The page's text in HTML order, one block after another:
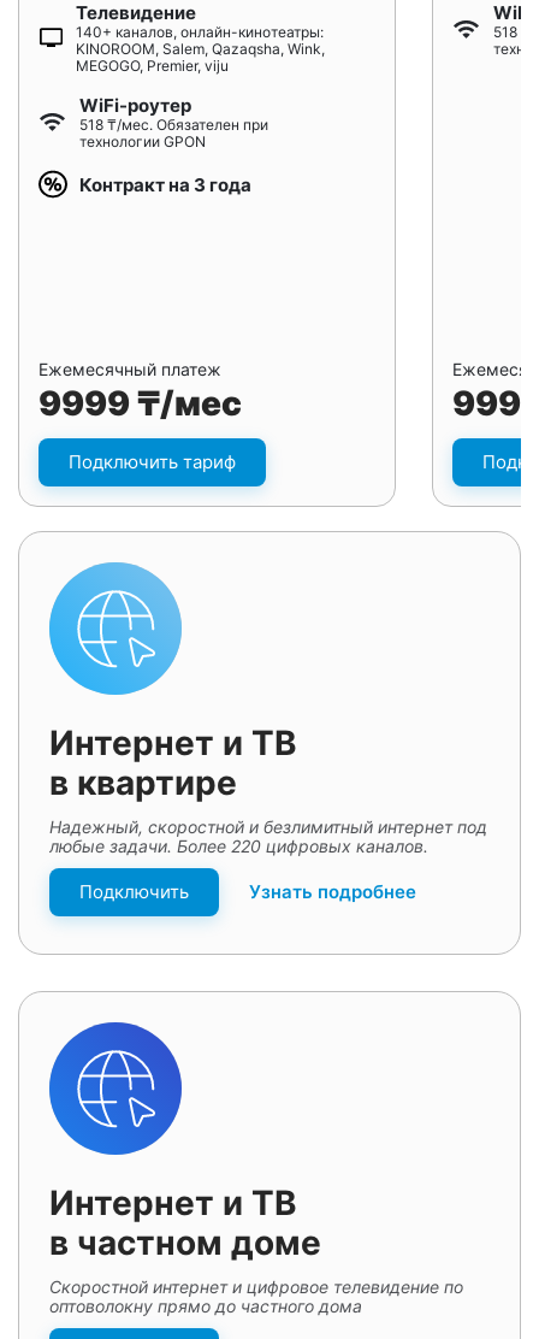
Телевидение
140+ каналов, онлайн-кинотеатры:
KINOROOM, Salem, Qazaqsha, Wink,
MEGOGO, Premier, viju
WiFi-роутер
518 ₸/мес. Обязателен при
технологии GPON
Контракт на 3 года
Ежемесячный платеж
9999 ₸/мес
Подключить тариф
518
Интернет и ТВ
в квартире
Надежный, скоростной и безлимитный интернет под
любые задачи. Более 220 цифровых каналов.
Подключить Узнать подробнее
Интернет и ТВ
в частном доме
Скоростной интернет и цифровое телевидение по
оптоволокну прямо до частного дома